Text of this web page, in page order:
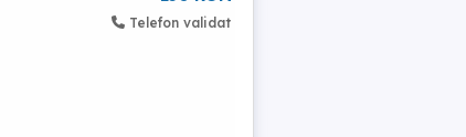
Telefon validat